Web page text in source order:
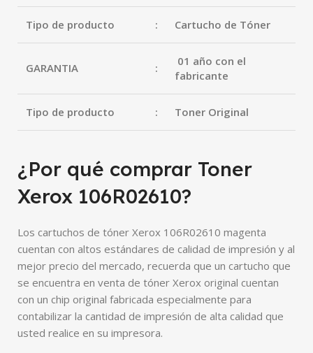
Tipo de producto : Cartucho de Tóner
GARANTIA :
01 año con el
fabricante
Tipo de producto : Toner Original
¿Por qué comprar Toner
Xerox 106R02610?
Los cartuchos de tóner Xerox 106R02610 magenta
cuentan con altos estándares de calidad de impresión y al
mejor precio del mercado, recuerda que un cartucho que
se encuentra en venta de tóner Xerox original cuentan
con un chip original fabricada especialmente para
contabilizar la cantidad de impresión de alta calidad que
usted realice en su impresora.